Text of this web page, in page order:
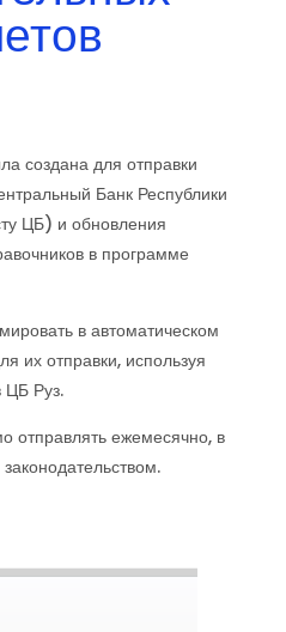
создана для отправки
Банк Республики
ЦБ) и обновления
в программе
в автоматическом
их отправки, используя
ЦБ Руз.
отправлять ежемесячно, в